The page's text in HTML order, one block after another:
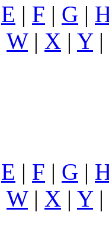
E | F | G |
W| X | Y|
E | F | G |
W| X | Y|